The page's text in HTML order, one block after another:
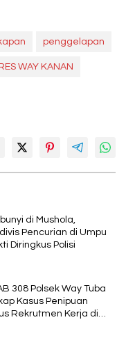
penggelapan
WAY KANAN
di Mushola,
Pencurian di Umpu
Diringkus Polisi
308 Polsek Way Tuba
Kasus Penipuan
Rekrutmen Kerja di